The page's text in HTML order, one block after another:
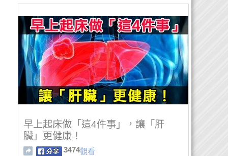
早上起床做「這4件事」，讓「肝
臟」更健康！
3474觀看